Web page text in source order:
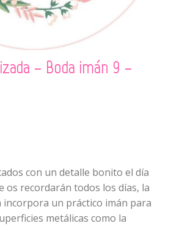
– Boda imán 9 –
con un detalle bonito el día
os recordarán todos los días, la
incorpora un práctico imán para
metálicas como la